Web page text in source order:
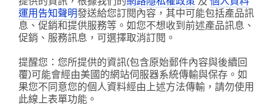
運用告知聲明發送給您訂閱內容，其中可能包括產品訊
息、促銷和提供服務等。如您不想收到前述產品訊息、
促銷、服務訊息，可選擇取消訂閱。
提醒您：您所提供的資訊(包含原始郵件內容與後續回
覆)可能會經由美國的網站伺服器系統傳輸與保存。如
果您不同意您的個人資料經由上述方法傳輸，請勿使用
此線上表單功能。